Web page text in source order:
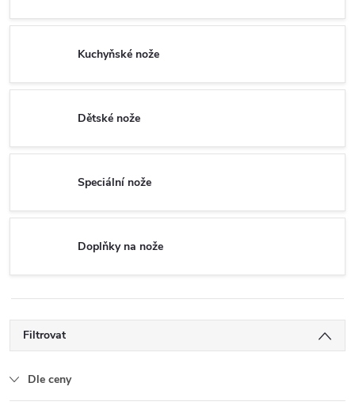
Kuchyňské nože
Dětské nože
Speciální nože
Doplňky na nože
Filtrovat
Dle ceny